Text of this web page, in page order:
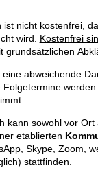
ist nicht kostenfrei,
wird. Kostenfrei
grundsätzlichen
abweichende
Folgetermine
kann sowohl vor Ort
etablierten
Skype, Zoom,
stattfinden.